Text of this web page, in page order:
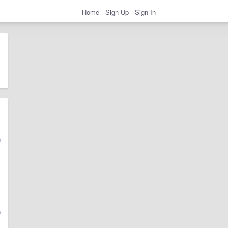
Home Sign Up Sign In